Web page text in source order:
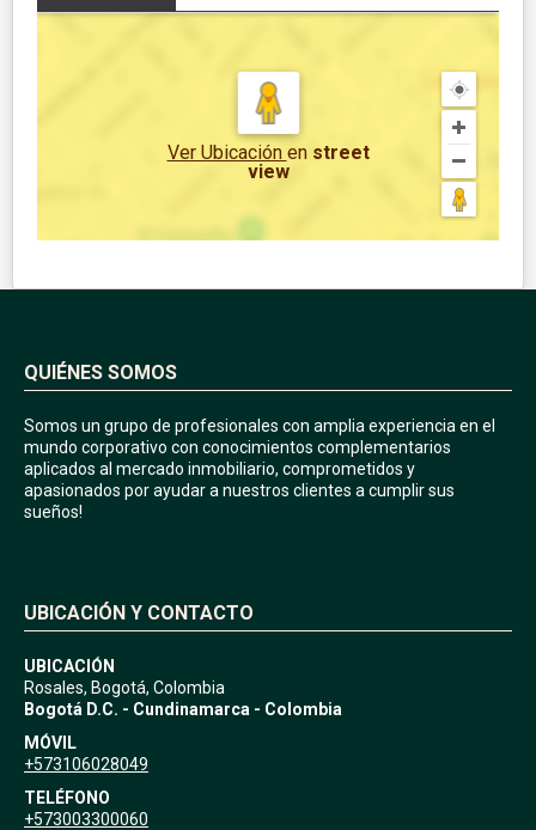
Ver Ubicación en street
view
QUIÉNES SOMOS
Somos un grupo de profesionales con amplia experiencia en el
mundo corporativo con conocimientos complementarios
aplicados al mercado inmobiliario, comprometidos y
apasionados por ayudar a nuestros clientes a cumplir sus
sueños!
UBICACIÓN Y CONTACTO
UBICACIÓN
Rosales, Bogotá, Colombia
Bogotá D.C. - Cundinamarca - Colombia
MÓVIL
+573106028049
TELÉFONO
+573003300060